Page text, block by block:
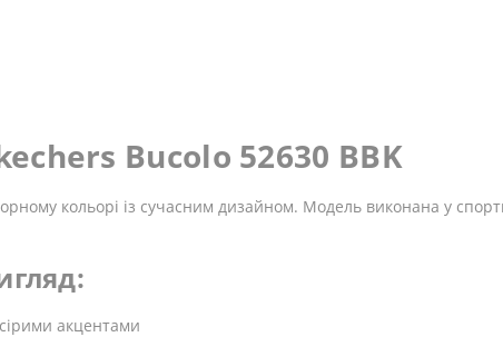
Bucolo 52630 BBK
кольорі із сучасним дизайном. Модель виконана у
акцентами